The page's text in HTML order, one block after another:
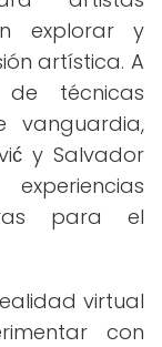
explorar y
artística. A
técnicas
vanguardia,
y Salvador
para el
virtual
con